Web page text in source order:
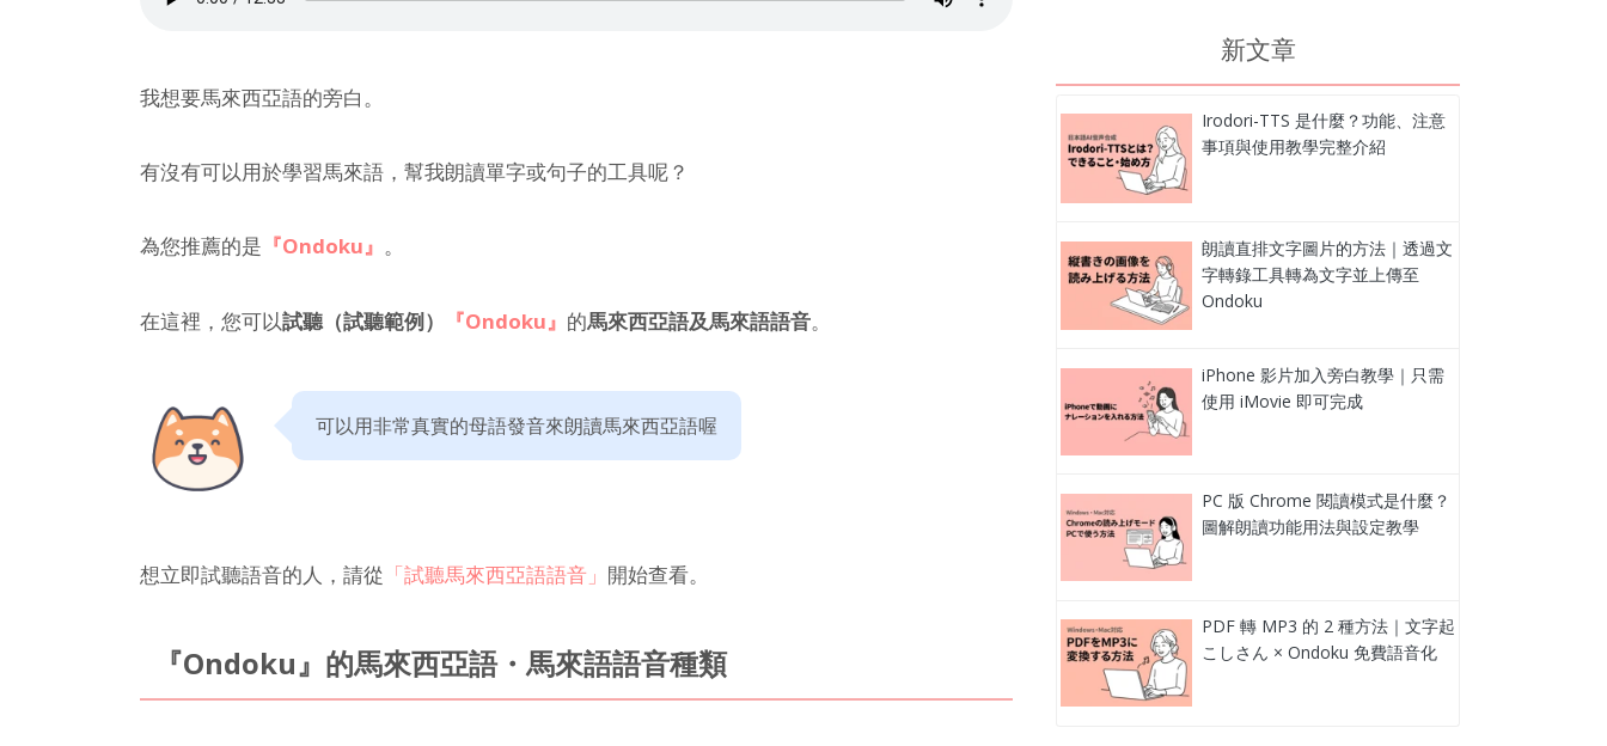
我想要馬來西亞語的旁白。
有沒有可以用於學習馬來語，幫我朗讀單字或句子的工具呢？
為您推薦的是 『Ondoku』 。
在這裡，您可以試聽（試聽範例） 『Ondoku』 的馬來西亞語及馬來語語音。
可以用非常真實的母語發音來朗讀馬來西亞語喔
想立即試聽語音的人，請從 「試聽馬來西亞語語音」 開始查看。
『Ondoku』的馬來西亞語・馬來語語音種類
新文章
Irodori-TTS 是什麼？功能、注意
事項與使用教學完整介紹
朗讀直排文字圖片的方法｜透過文
字轉錄工具轉為文字並上傳至
Ondoku
iPhone 影片加入旁白教學｜只需
使用 iMovie 即可完成
PC 版 Chrome 閱讀模式是什麼？
圖解朗讀功能用法與設定教學
PDF 轉 MP3 的 2 種方法｜文字起
こしさん × Ondoku 免費語音化